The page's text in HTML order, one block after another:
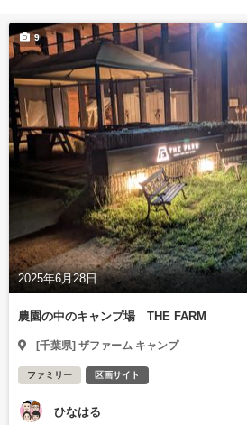
2025年6月28日
9
農園の中のキャンプ場 THE FARM
[千葉県] ザファーム キャンプ
ファミリー 区画サイト
ひなはる